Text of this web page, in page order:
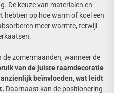
De keuze van materialen en
hebben op hoe warm of koel een
meer warmte, terwijl
de zomermaanden, wanneer de
van de juiste raamdecoratie
beïnvloeden, wat leidt
Daarnaast kan de positionering